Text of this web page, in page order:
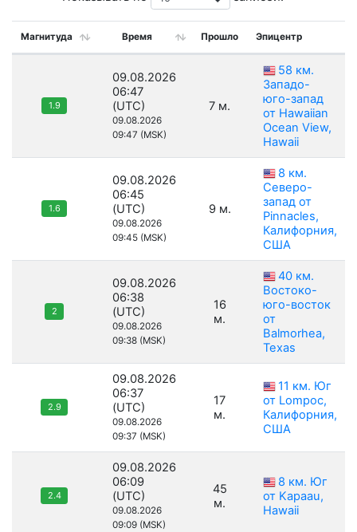
Магнитуда Время Прошло Эпицентр
1.9
09.08.2026
06:47
(UTC)
09.08.2026
09:47 (MSK)
7 м.
58 км.
Западо-
юго-запад
от Hawaiian
Ocean View,
Hawaii
1.6
09.08.2026
06:45
(UTC)
09.08.2026
09:45 (MSK)
9 м.
8 км.
Северо-
запад от
Pinnacles,
Калифорния,
США
2
09.08.2026
06:38
(UTC)
09.08.2026
09:38 (MSK)
16
м.
40 км.
Востоко-
юго-восток
от
Balmorhea,
Texas
2.9
09.08.2026
06:37
(UTC)
09.08.2026
09:37 (MSK)
17
м.
11 км. Юг
от Lompoc,
Калифорния,
США
2.4
09.08.2026
06:09
(UTC)
09.08.2026
09:09 (MSK)
45
м.
8 км. Юг
от Kapaau,
Hawaii